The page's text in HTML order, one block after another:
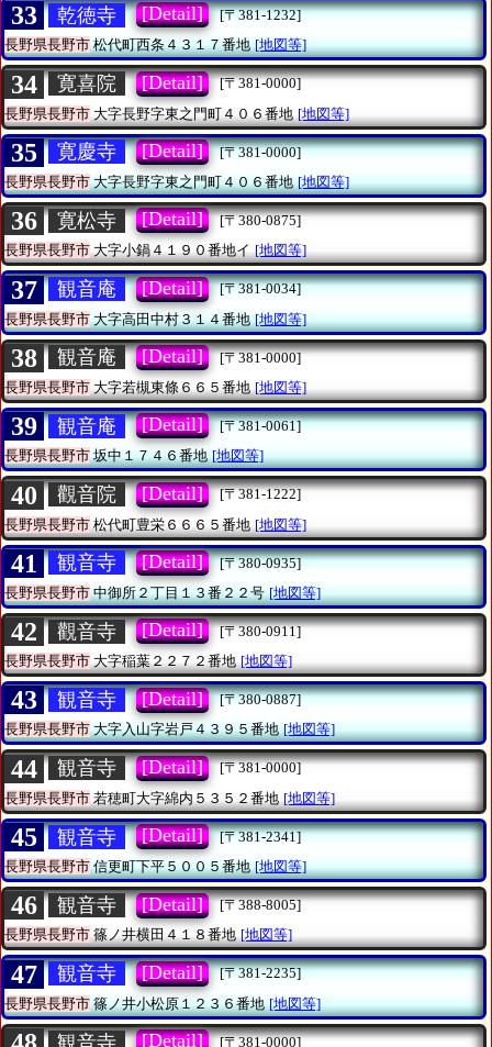
33 乾徳寺 [Detail]
[〒381-1232]
長野県長野市松代町西条４３１７番地 [地図等]
34 寛喜院 [Detail]
[〒381-0000]
長野県長野市 大字長野字東之門町４０６番地 [地図等]
35 寛慶寺 [Detail]
[〒381-0000]
長野県長野市大字長野字東之門町４０６番地 [地図等]
36 寛松寺 [Detail]
[〒380-0875]
長野県長野市大字小鍋４１９０番地イ [地図等]
37 観音庵 [Detail]
[〒381-0034]
長野県長野市大字高田中村３１４番地 [地図等]
38 観音庵 [Detail]
[〒381-0000]
長野県長野市 大字若槻東條６６５番地 [地図等]
39 観音庵 [Detail]
[〒381-0061]
長野県長野市坂中１７４６番地 [地図等]
40 觀音院 [Detail]
[〒381-1222]
長野県長野市 松代町豊栄６６６５番地 [地図等]
41 観音寺 [Detail]
[〒380-0935]
長野県長野市中御所２丁目１３番２２号 [地図等]
42 觀音寺 [Detail]
[〒380-0911]
長野県長野市大字稲葉２２７２番地 [地図等]
43 観音寺 [Detail]
[〒380-0887]
長野県長野市大字入山字岩戸４３９５番地 [地図等]
44 観音寺 [Detail]
[〒381-0000]
長野県長野市 若穂町大字綿内５３５２番地 [地図等]
45 観音寺 [Detail]
[〒381-2341]
長野県長野市信更町下平５００５番地 [地図等]
46 観音寺 [Detail]
[〒388-8005]
長野県長野市篠ノ井横田４１８番地 [地図等]
47 観音寺 [Detail]
[〒381-2235]
長野県長野市篠ノ井小松原１２３６番地 [地図等]
観音寺 [Detail] [〒381-0000]